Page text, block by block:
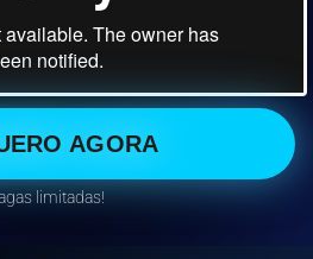
AGORA
limitadas!